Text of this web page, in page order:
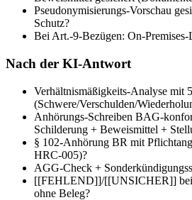
Pseudonymisierungs-Vorschau
Schutz?
Bei Art.-9-Bezügen: On-
Nach der KI-Antwort
Verhältnismäßigkeits-Analyse mit
(Schwere/Verschulden/
Anhörungs-Schreiben BAG-
Schilderung + Beweismittel +
§ 102-Anhörung BR mit
HRC-005)?
AGG-Check +
[[FEHLEND]]/[[UNSICHER]] bei
ohne Beleg?